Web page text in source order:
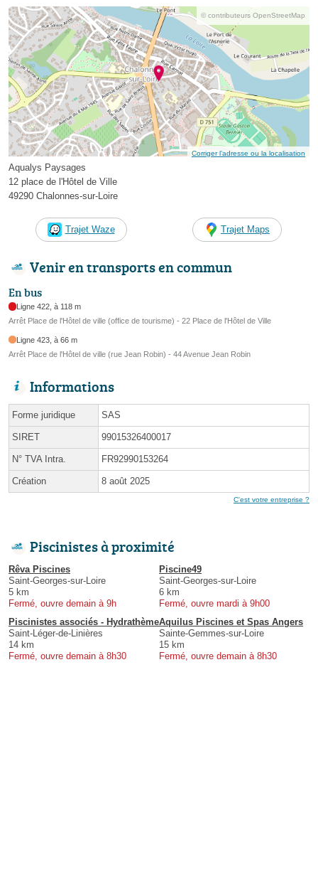
© contributeurs OpenStreetMap
Corriger l’adresse ou la localisation
Aqualys Paysages
12 place de l'Hôtel de Ville
49290 Chalonnes-sur-Loire
Trajet Waze Trajet Maps
Venir en transports en commun
En bus
Ligne 422, à 118 m
Arrêt Place de l'Hôtel de ville (office de tourisme) - 22 Place de l'Hôtel de Ville
Ligne 423, à 66 m
Arrêt Place de l'Hôtel de ville (rue Jean Robin) - 44 Avenue Jean Robin
Informations
Forme juridique SAS
SIRET 99015326400017
N° TVA Intra. FR92990153264
Création 8 août 2025
C'est votre entreprise ?
Piscinistes à proximité
Rêva Piscines
Saint-Georges-sur-Loire
5 km
Fermé, ouvre demain à 9h
Piscine49
Saint-Georges-sur-Loire
6 km
Fermé, ouvre mardi à 9h00
Piscinistes associés - Hydrathème
Saint-Léger-de-Linières
14 km
Fermé, ouvre demain à 8h30
Aquilus Piscines et Spas Angers
Sainte-Gemmes-sur-Loire
15 km
Fermé, ouvre demain à 8h30